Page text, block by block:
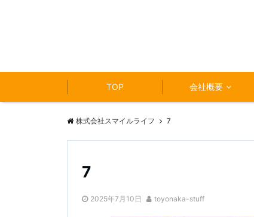
TOP 会社概要
株式会社スマイルライフ 7
7
2025年7月10日 toyonaka-stuff